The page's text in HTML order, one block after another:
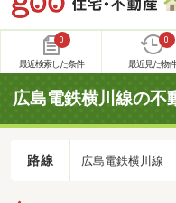
0
最近検索した条件
0
最近見た物件
広島電鉄横川線の不
路線 広島電鉄横川線